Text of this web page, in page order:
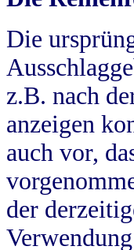
Die
z.B. nach
anzeigen
auch vor,
der